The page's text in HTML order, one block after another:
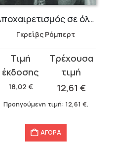
Αποχαιρετισμός σε όλα αυτά
Γκρεϊβς Ρόμπερτ
18,02 €
Original
price
was:
18,02 €.
12,61 €
τρέχουσα
τιμή
είναι:
Προηγούμενη τιμή: 12,61 €.
ΑΓΟΡΑ